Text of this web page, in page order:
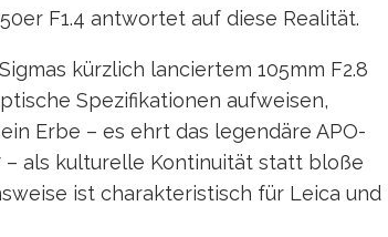
F1.4 antwortet auf diese Realität.
kürzlich lanciertem 105mm F2.8
Spezifikationen aufweisen,
Erbe – es ehrt das legendäre APO-
– als kulturelle Kontinuität statt bloße
ist charakteristisch für Leica und